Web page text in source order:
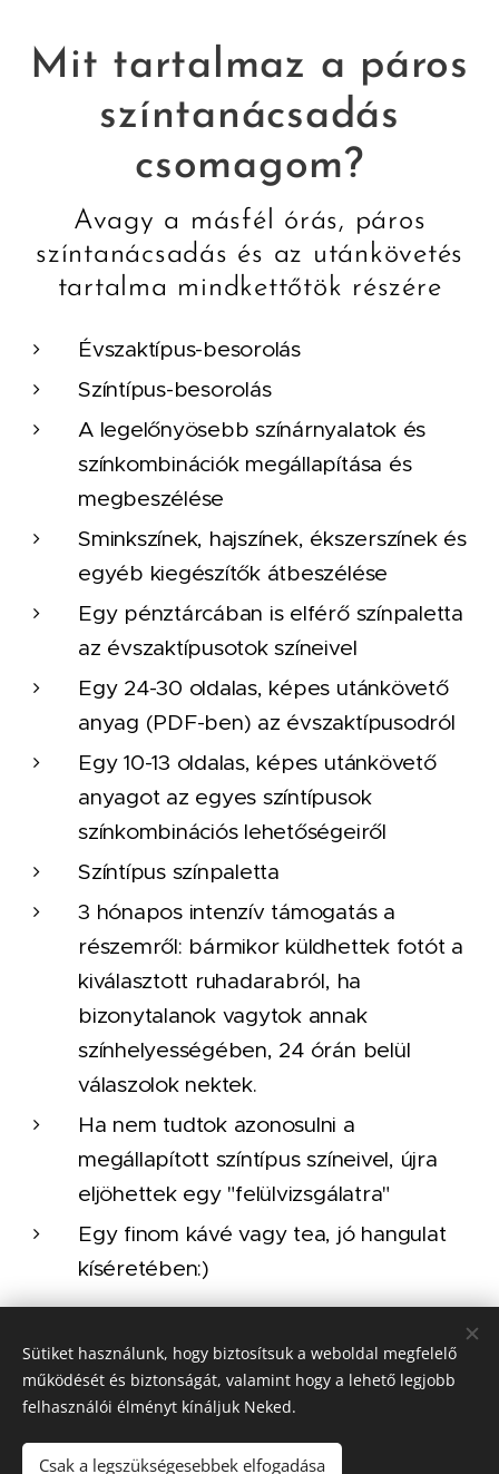
Mit tartalmaz a páros
színtanácsadás
csomagom?
Avagy a másfél órás, páros
színtanácsadás és az utánkövetés
tartalma mindkettőtök részére
Évszaktípus-besorolás
Színtípus-besorolás
A legelőnyösebb színárnyalatok és
színkombinációk megállapítása és
megbeszélése
Sminkszínek, hajszínek, ékszerszínek és
egyéb kiegészítők átbeszélése
Egy pénztárcában is elférő színpaletta
az évszaktípusotok színeivel
Egy 24-30 oldalas, képes utánkövető
anyag (PDF-ben) az évszaktípusodról
Egy 10-13 oldalas, képes utánkövető
anyagot az egyes színtípusok
színkombinációs lehetőségeiről
Színtípus színpaletta
3 hónapos intenzív támogatás a
részemről: bármikor küldhettek fotót a
kiválasztott ruhadarabról, ha
bizonytalanok vagytok annak
színhelyességében, 24 órán belül
válaszolok nektek.
Ha nem tudtok azonosulni a
megállapított színtípus színeivel, újra
eljöhettek egy "felülvizsgálatra"
Egy finom kávé vagy tea, jó hangulat
kíséretében:)
© 2023 Veres Kata Szín-, és stílustanácsadás. Minden jog
fenntartva!
Adatvédelmi tájákoztató
Sütiket használunk, hogy biztosítsuk a weboldal megfelelő
működését és biztonságát, valamint hogy a lehető legjobb
felhasználói élményt kínáljuk Neked.
Csak a legszükségesebbek elfogadása